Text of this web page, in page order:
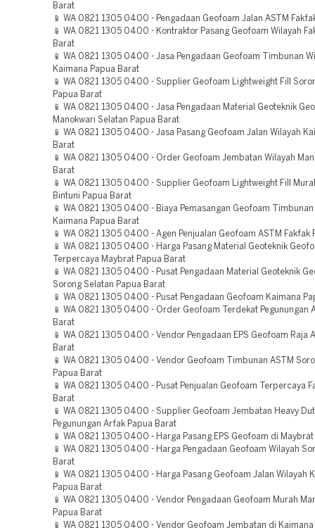
Barat
📱 WA 0821 1305 0400 - Pengadaan Geofoam Jalan ASTM
📱 WA 0821 1305 0400 - Kontraktor Pasang Geofoam Wilayah
Barat
📱 WA 0821 1305 0400 - Jasa Pengadaan Geofoam Timbunan
Kaimana Papua Barat
📱 WA 0821 1305 0400 - Supplier Geofoam Lightweight Fill
Papua Barat
📱 WA 0821 1305 0400 - Jasa Pengadaan Material Geoteknik
Manokwari Selatan Papua Barat
📱 WA 0821 1305 0400 - Jasa Pasang Geofoam Jalan Wilayah
Barat
📱 WA 0821 1305 0400 - Order Geofoam Jembatan Wilayah
Barat
📱 WA 0821 1305 0400 - Supplier Geofoam Lightweight Fill
Bintuni Papua Barat
📱 WA 0821 1305 0400 - Biaya Pemasangan Geofoam Timbunan
Kaimana Papua Barat
📱 WA 0821 1305 0400 - Agen Penjualan Geofoam ASTM Fakfak
📱 WA 0821 1305 0400 - Harga Pasang Material Geoteknik
Terpercaya Maybrat Papua Barat
📱 WA 0821 1305 0400 - Pusat Pengadaan Material Geoteknik
Sorong Selatan Papua Barat
📱 WA 0821 1305 0400 - Pusat Pengadaan Geofoam Kaimana
📱 WA 0821 1305 0400 - Order Geofoam Terdekat Pegunungan
Barat
📱 WA 0821 1305 0400 - Vendor Pengadaan EPS Geofoam Raja
Barat
📱 WA 0821 1305 0400 - Vendor Geofoam Timbunan ASTM
Papua Barat
📱 WA 0821 1305 0400 - Pusat Penjualan Geofoam Terpercaya
Barat
📱 WA 0821 1305 0400 - Supplier Geofoam Jembatan Heavy
Pegunungan Arfak Papua Barat
📱 WA 0821 1305 0400 - Harga Pasang EPS Geofoam di
📱 WA 0821 1305 0400 - Harga Pengadaan Geofoam Wilayah
Barat
📱 WA 0821 1305 0400 - Harga Pasang Geofoam Jalan Wilayah
Papua Barat
📱 WA 0821 1305 0400 - Vendor Pengadaan Geofoam Murah
Papua Barat
📱 WA 0821 1305 0400 - Vendor Geofoam Jembatan di